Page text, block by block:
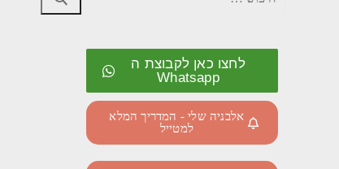
לחצו כאן לקבוצת ה
Whatsapp
אלבניה שלי - המדריך המלא
למטייל